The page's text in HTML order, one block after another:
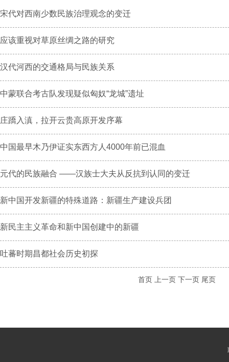
宋代对西南少数民族治理观念的变迁
应该重视对草原丝绸之路的研究
汉代河西的交通格局与民族关系
中蒙联合考古队发现疑似匈奴“龙城”遗址
庄蹻入滇，拉开云贵高原开发序幕
中国最早木乃伊证实东西方人4000年前已混血
元代的民族融合 ——汉族士大夫从反抗到认同的变迁
新中国开发新疆的特殊道路：新疆生产建设兵团
新民主主义革命和新中国创建中的新疆
吐蕃时期昌都社会历史初探
首页 上一页 下一页 尾页